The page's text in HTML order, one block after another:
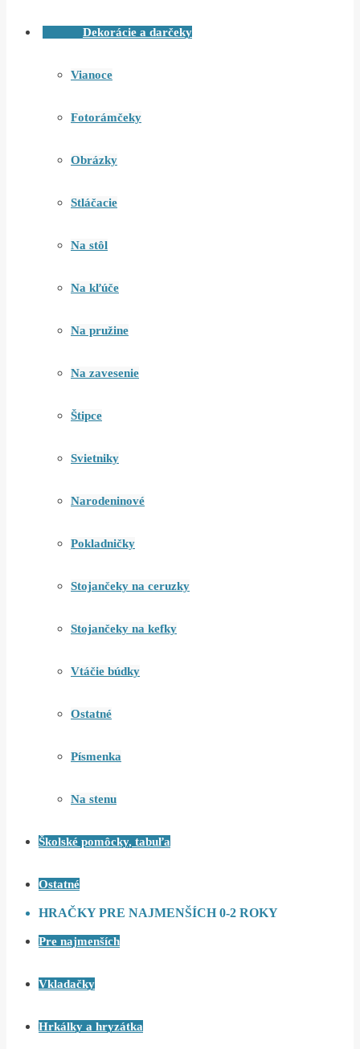
Dekorácie a darčeky
Vianoce
Fotorámčeky
Obrázky
Stláčacie
Na stôl
Na kľúče
Na pružine
Na zavesenie
Štipce
Svietniky
Narodeninové
Pokladničky
Stojančeky na ceruzky
Stojančeky na kefky
Vtáčie búdky
Ostatné
Písmenka
Na stenu
Školské pomôcky, tabuľa
Ostatné
HRAČKY PRE NAJMENŠÍCH 0-2 ROKY
Pre najmenších
Vkladačky
Hrkálky a hryzátka